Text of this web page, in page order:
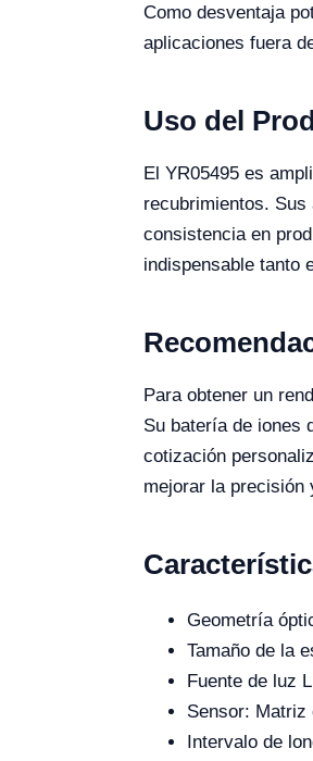
Como desventaja
aplicaciones fuera
Uso del
El YR05495 es
recubrimientos.
consistencia en
indispensable tanto
Para obtener un
Su batería de iones
cotización
mejorar la precisión
Geometría
Tamaño de la
Fuente de luz
Sensor: Matriz
Intervalo de